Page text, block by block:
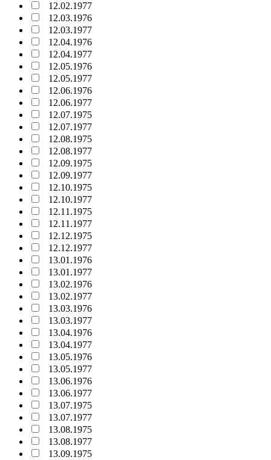
12.02.1977
12.03.1976
12.03.1977
12.04.1976
12.04.1977
12.05.1976
12.05.1977
12.06.1976
12.06.1977
12.07.1975
12.07.1977
12.08.1975
12.08.1977
12.09.1975
12.09.1977
12.10.1975
12.10.1977
12.11.1975
12.11.1977
12.12.1975
12.12.1977
13.01.1976
13.01.1977
13.02.1976
13.02.1977
13.03.1976
13.03.1977
13.04.1976
13.04.1977
13.05.1976
13.05.1977
13.06.1976
13.06.1977
13.07.1975
13.07.1977
13.08.1975
13.08.1977
13.09.1975